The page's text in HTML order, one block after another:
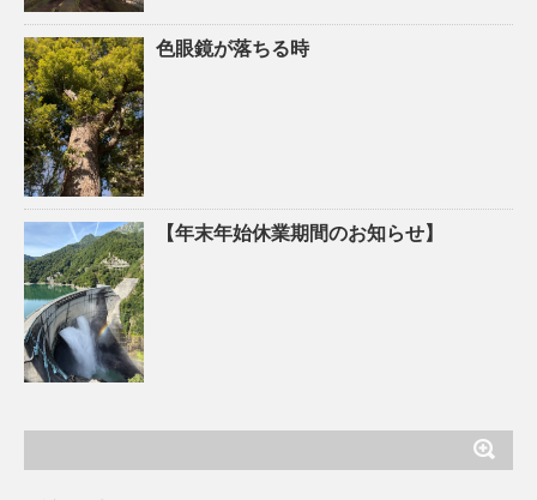
色眼鏡が落ちる時
【年末年始休業期間のお知らせ】